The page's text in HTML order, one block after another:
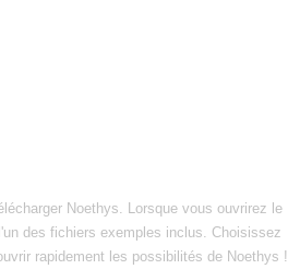
Noethys. Lorsque vous ouvrirez le
des fichiers exemples inclus. Choisissez
rapidement les possibilités de Noethys !